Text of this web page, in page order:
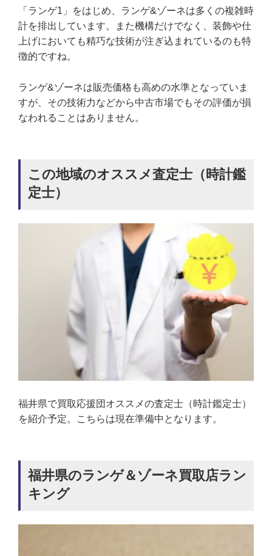
「ランゲ1」をはじめ、ランゲ&ゾーネは多くの複雑時
計を排出しています。また機構だけでなく、装飾や仕
上げにおいても精巧な技術が注ぎ込まれているのも特
徴的ですね。
ランゲ&ゾーネは販売価格も高めの水準となっていま
すが、その技術力などから中古市場でもその評価が損
なわれることはありません。
この地域のオススメ査定士（時計鑑
定士）
福井県で買取応援団オススメの査定士（時計鑑定士）
を紹介予定。こちらは現在準備中となります。
福井県のランゲ＆ゾーネ買取店ラン
キング